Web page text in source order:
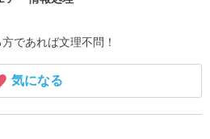
であれば文理不問！
気になる